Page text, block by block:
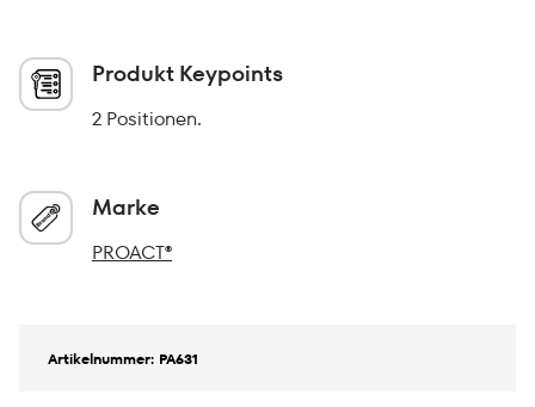
Produkt Keypoints
2 Positionen.
Marke
PROACT®
Artikelnummer: PA631